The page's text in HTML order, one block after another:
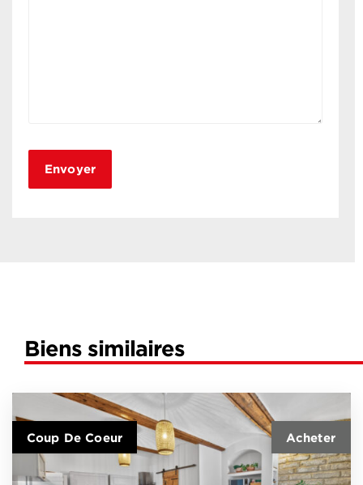
Biens similaires
Coup De Coeur